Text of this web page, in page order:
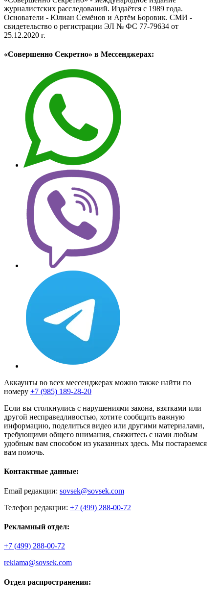
журналистских расследований. Издаётся с 1989 года.
Основатели - Юлиан Семёнов и Артём Боровик. CМИ -
свидетельство о регистрации ЭЛ № ФС 77-79634 от
25.12.2020 г.
«Совершенно Секретно» в Мессенджерах:
Аккаунты во всех мессенджерах можно также найти по
номеру +7 (985) 189-28-20
Если вы столкнулись с нарушениями закона, взятками или
другой несправедливостью, хотите сообщить важную
информацию, поделиться видео или другими материалами,
требующими общего внимания, свяжитесь с нами любым
удобным вам способом из указанных здесь. Мы постараемся
вам помочь.
Контактные данные:
Email редакции: sovsek@sovsek.com
Телефон редакции: +7 (499) 288-00-72
Рекламный отдел:
+7 (499) 288-00-72
reklama@sovsek.com
Отдел распространения: